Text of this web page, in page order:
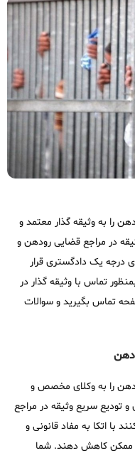
را به وثیقه گذار معتمد و
در مراجع قضایی رودهن و
درجه یک دادگستری قرار
تماس با وثیقه گذار در
تماس بگیرید و سوالات
را به وکلای مخصص و
و تودیع سریع وثیقه در مراجع
با اتکا به مفاد قانونی و
ممکن کاهش دهند. شما